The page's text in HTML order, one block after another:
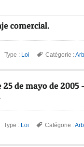
comercial.
Type : Loi Catégorie :
25 de mayo de
Type : Loi Catégorie :